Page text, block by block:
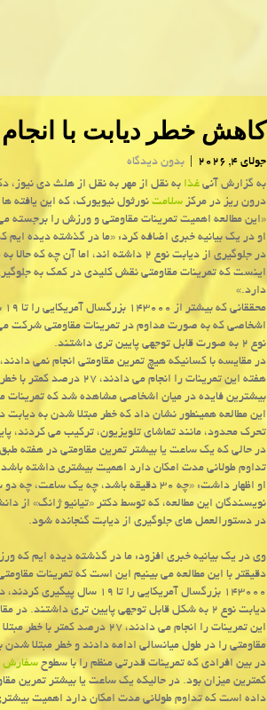
کاهش خطر دیابت با
جولای 4, 2026
بدون دیدگاه
به گزارش آنی غذا به نقل از مهر به نقل از هلث دی نیوز،
درون ریز در مرکز سلامت نورثول نیویورک، که این یافته
«این مطالعه اهمیت تمرینات مقاومتی و ورزش را برجسته
او در یک بیانیه خبری اضافه کرد: «ما در گذشته دیده
در جلوگیری از دیابت نوع ۲ داشته اند، اما
دارد.»
اشخاصی که به صورت مداوم در تمرینات مقاومتی شرکت
نوع ۲ به صورت قابل توجهی پایین تری داشتند.
در مقایسه با کسانیکه هیچ تمرین مقاومتی انجام نمی
هفته این تمرینات را انجام می دادند، ۲۷ درصد کمتر با خطر مبتلا شدن به این بیماری مواجه بودند.
بیشترین فایده در میان اشخاصی مشاهده شد که تمرینات مقاومتی
این مطالعه همینطور نشان داد که خطر مبتلا شدن به
تحرک محدود، مانند تماشای تلویزیون، ترکیب می کردند،
در حالی که یک ساعت یا بیشتر تمرین مقاومتی در هفته
تداوم طولانی مدت امکان دارد اهمیت بیشتری داشته
او اظهار داشت: «چه ۳۰ دقیقه باشد، چه یک ساعت، چه دو ساعت، وقتی به این تداوم رسیدید، مهم می باشد که به آن پایبند باشید.»
نویسندگان این مطالعه، که توسط دکتر «تیانیو ژانگ»
در دستورالعمل های جلوگیری از دیابت گنجانده شود.
۱۴۳۰۰۰ بزرگسال آمریکایی
دیابت نوع ۲ به شکل قابل توجهی پایین تری
این تمرینات را انجام می
در بین افرادی که تمرینات قدرتی منظم را با سطوح سفارش
کمترین میزان بود. در حالیکه یک ساعت یا بیشتر تمرین